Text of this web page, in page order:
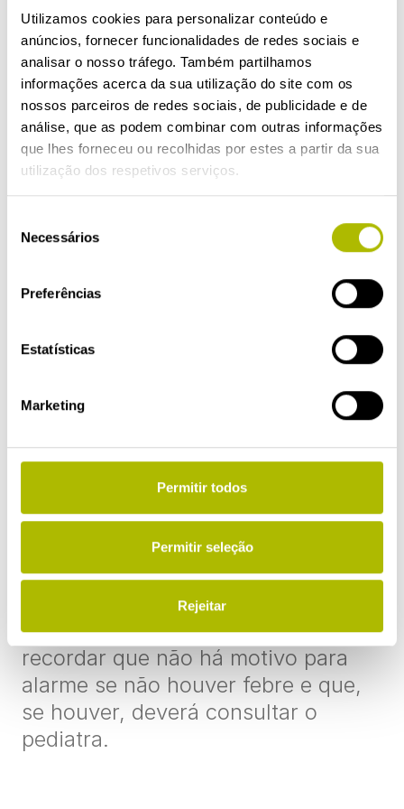
Utilizamos cookies para personalizar conteúdo e
anúncios, fornecer funcionalidades de redes sociais e
analisar o nosso tráfego. Também partilhamos
informações acerca da sua utilização do site com os
nossos parceiros de redes sociais, de publicidade e de
análise, que as podem combinar com outras informações
que lhes forneceu ou recolhidas por estes a partir da sua
utilização dos respetivos serviços.
Necessários
Preferências
Estatísticas
Marketing
Permitir todos
Permitir seleção
Rejeitar
ano. Sendo uma reação natural do
organismo, não deverá deixar-se
levar pela preocupação,focando-
se em aliviara criança.O contacto
com colegas infetados e com tosse
no parque ou na escola é o que
está na origem das constipações e,
consequentemente, da
expetoração.
melhores armas para prevenir os
bons hábitos de higiene, onde a
papel crucial. Se os adultos o
ão como algo natural eestarão a
adquirir um hábito saudável
provavelmente, levará a que
adoeçam com menos frequência.
No caso das crianças, a
expetoração é um grande
incómodo. Mas é importante
recordar que não há motivo para
alarme se não houver febre e que,
se houver, deverá consultar o
pediatra.